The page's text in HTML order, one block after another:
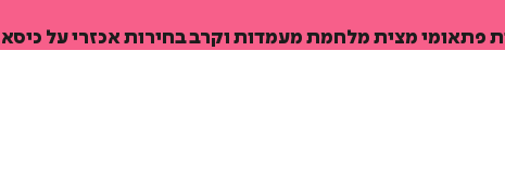
פתאומי מצית מלחמת מעמדות וקרב בחירות אכזרי על